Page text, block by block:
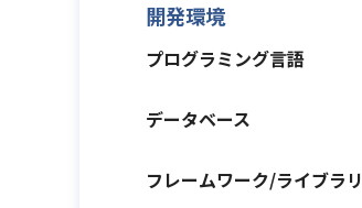
開発環境
プログラミング言語
データベース
フレームワーク/ライブラリ